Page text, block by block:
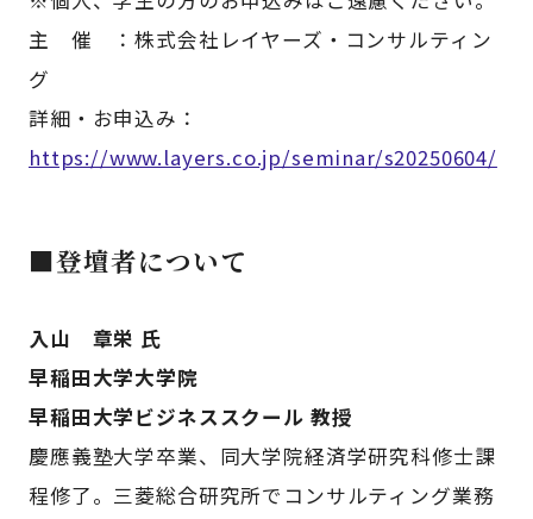
主 催 ：株式会社レイヤーズ・コンサルティン
グ
詳細・お申込み：
https://www.layers.co.jp/seminar/s20250604/
■登壇者について
入山 章栄 氏
早稲田大学大学院
早稲田大学ビジネススクール 教授
慶應義塾大学卒業、同大学院経済学研究科修士課
程修了。三菱総合研究所でコンサルティング業務